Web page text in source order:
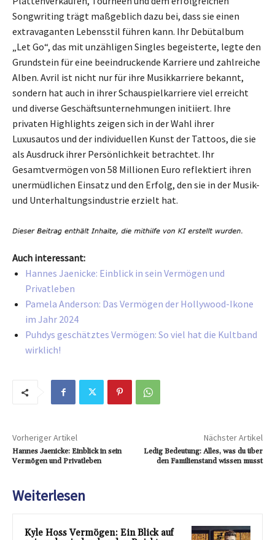
Songwriting trägt maßgeblich dazu bei, dass sie einen
extravaganten Lebensstil führen kann. Ihr Debütalbum
„Let Go“, das mit unzähligen Singles begeisterte, legte den
Grundstein für eine beeindruckende Karriere und zahlreiche
Alben. Avril ist nicht nur für ihre Musikkarriere bekannt,
sondern hat auch in ihrer Schauspielkarriere viel erreicht
und diverse Geschäftsunternehmungen initiiert. Ihre
privaten Highlights zeigen sich in der Wahl ihrer
Luxusautos und der individuellen Kunst der Tattoos, die sie
als Ausdruck ihrer Persönlichkeit betrachtet. Ihr
Gesamtvermögen von 58 Millionen Euro reflektiert ihren
unermüdlichen Einsatz und den Erfolg, den sie in der Musik-
und Unterhaltungsindustrie erzielt hat.
Auch interessant:
Hannes Jaenicke: Einblick in sein Vermögen und
Privatleben
Pamela Anderson: Das Vermögen der Hollywood-Ikone
im Jahr 2024
Puhdys geschätztes Vermögen: So viel hat die Kultband
wirklich!
Vorheriger Artikel
Hannes Jaenicke: Einblick in sein
Vermögen und Privatleben
Nächster Artikel
Ledig Bedeutung: Alles, was du über
den Familienstand wissen musst
Weiterlesen
Kyle Hoss Vermögen: Ein Blick auf